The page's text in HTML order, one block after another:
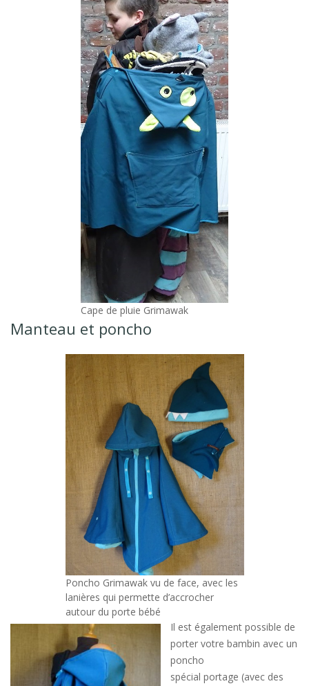
Cape de pluie Grimawak
Manteau et poncho
Poncho Grimawak vu de face, avec les
lanières qui permette d’accrocher
autour du porte bébé
Il est également possible de
porter votre bambin avec un
poncho
spécial portage (avec des